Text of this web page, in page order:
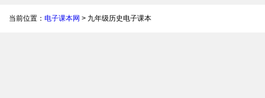
当前位置： 电子课本网 > 九年级历史电子课本